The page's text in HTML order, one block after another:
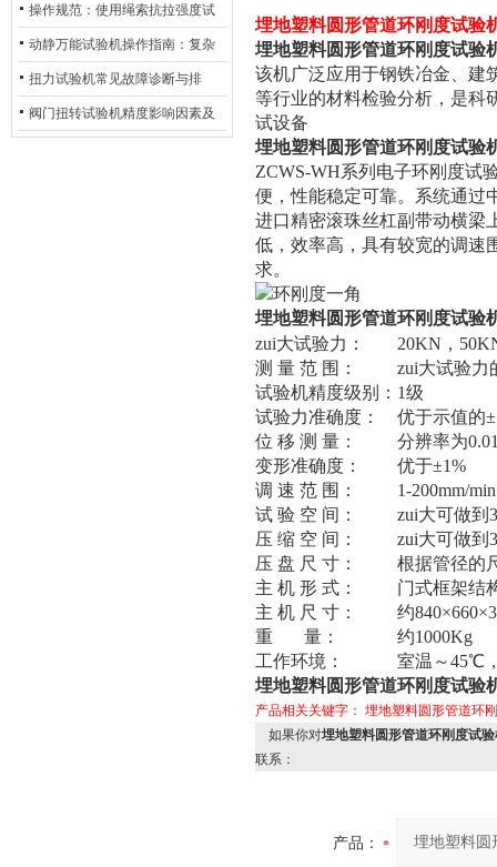
与行业应用
操作规范：使用绳索抗拉强度试
验机的完整测试步骤
动静万能试验机操作指南：复杂
动态测试的标准化流程
扭力试验机常见故障诊断与排
除：从传感器信号异常到机械传
阀门扭转试验机精度影响因素及
埋地塑料圆形管道环刚度试验
埋地塑料圆形管道环刚度试验
该机广泛应用于钢铁冶金、建
等行业的材料检验分析，是科
试设备
埋地塑料圆形管道环刚度试验
ZCWS-WH系列电子环刚度试
便，性能稳定可靠。系统通过
进口精密滚珠丝杠副带动横梁
低，效率高，具有较宽的调速
求。
埋地塑料圆形管道环刚度试验
zui大试验力：
20KN，
测 量 范 围：
zui大试验力
试验机精度级别： 1级
试验力准确度：
优于示值的
位 移 测 量：
分辨率为
变形准确度：
优于±1%
调 速 范 围：
1-200mm/
试 验 空 间：
zui大可做到
压 缩 空 间：
zui大可做到
压 盘 尺 寸：
根据管径的
主 机 形 式：
门式框架结
主 机 尺 寸：
约
重 量：
约1000Kg
工作环境：
室温～45℃
埋地塑料圆形管道环刚度试验
产品相关关键字： 埋地塑料圆形管道环
如果你对埋地塑料圆形管道环刚度试
联系：
产品：